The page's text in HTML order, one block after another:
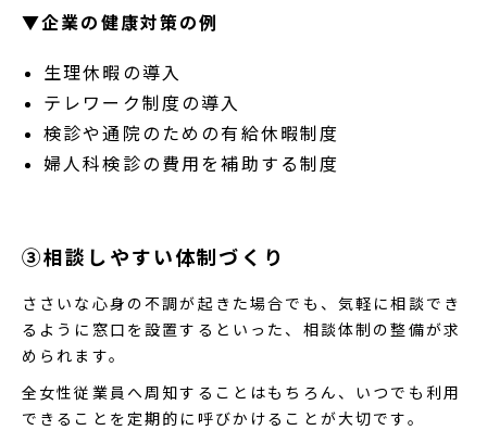
▼企業の健康対策の例
生理休暇の導入
テレワーク制度の導入
検診や通院のための有給休暇制度
婦人科検診の費用を補助する制度
③相談しやすい体制づくり
ささいな心身の不調が起きた場合でも、気軽に相談でき
るように窓口を設置するといった、相談体制の整備が求
められます。
全女性従業員へ周知することはもちろん、いつでも利用
できることを定期的に呼びかけることが大切です。